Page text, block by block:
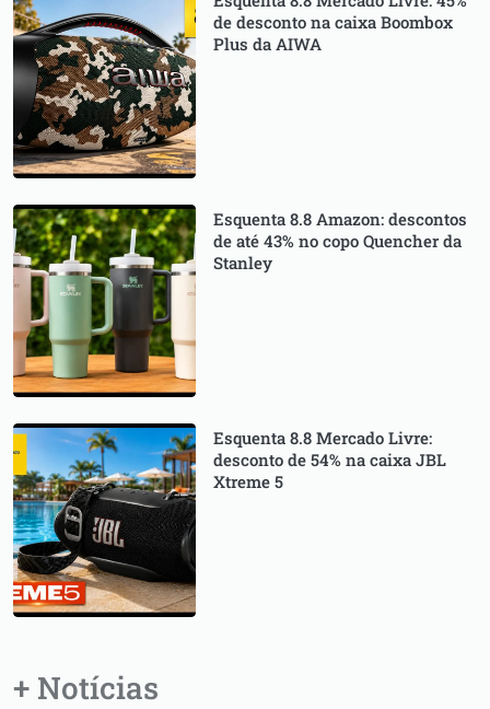
de desconto na caixa Boombox
Plus da AIWA
Esquenta 8.8 Amazon: descontos
de até 43% no copo Quencher da
Stanley
Esquenta 8.8 Mercado Livre:
desconto de 54% na caixa JBL
Xtreme 5
+ Notícias